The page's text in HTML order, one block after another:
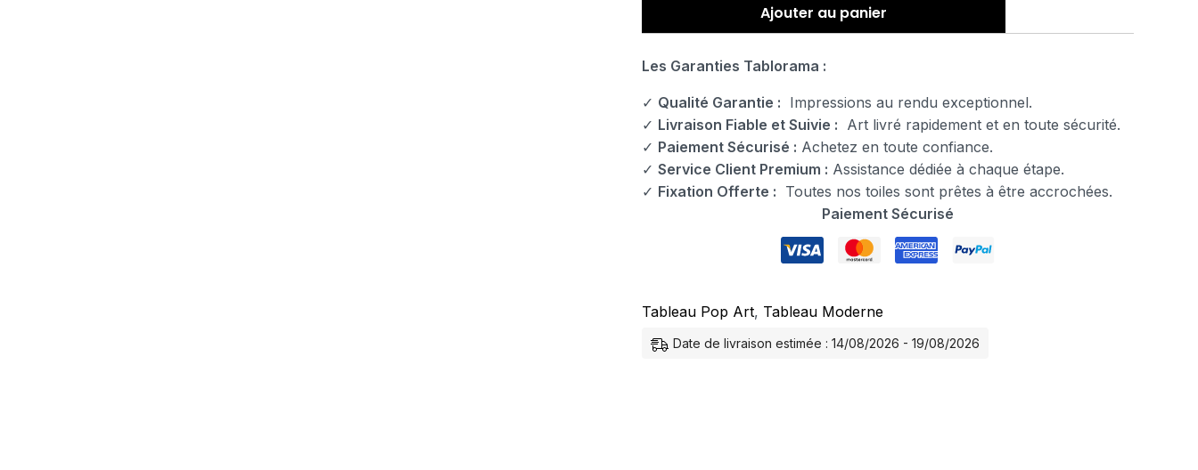
Ajouter au panier
Les Garanties Tablorama :
✓ Qualité Garantie : Impressions au rendu exceptionnel.
✓ Livraison Fiable et Suivie : Art livré rapidement et en toute sécurité.
✓ Paiement Sécurisé : Achetez en toute confiance.
✓ Service Client Premium : Assistance dédiée à chaque étape.
✓ Fixation Offerte : Toutes nos toiles sont prêtes à être accrochées.
Paiement Sécurisé
Tableau Pop Art, Tableau Moderne
Date de livraison estimée : 14/08/2026 - 19/08/2026